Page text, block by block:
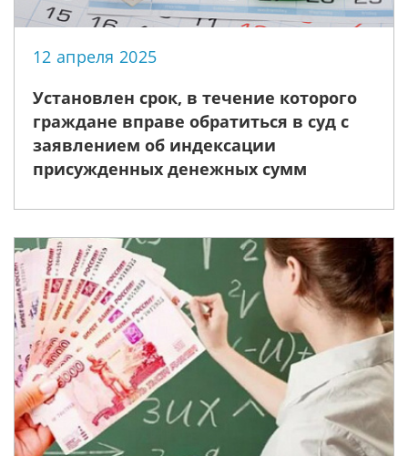
12 апреля 2025
Установлен срок, в течение которого
граждане вправе обратиться в суд с
заявлением об индексации
присужденных денежных сумм